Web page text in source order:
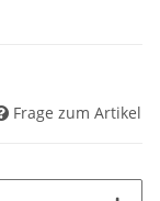
Frage zum Artikel